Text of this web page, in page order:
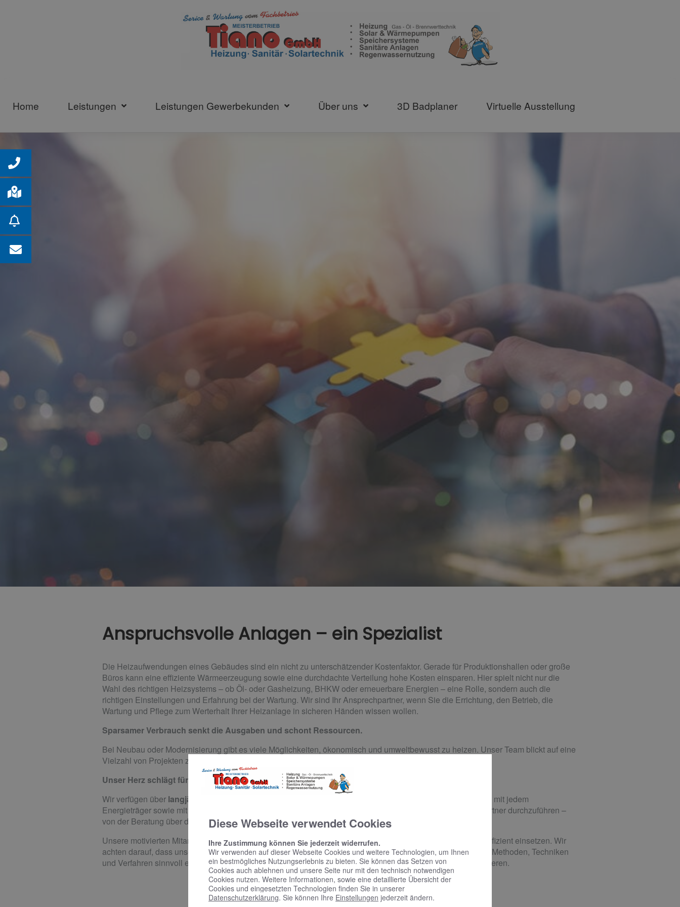
Home Leistungen Leistungen Gewerbekunden Über uns 3D Badplaner Virtuelle Ausstellung
Anspruchsvolle Anlagen – ein Spezialist
Die Heizaufwendungen eines Gebäudes sind ein nicht zu unterschätzender Kostenfaktor. Gerade für Produktionshallen oder große
Büros kann eine effiziente Wärmeerzeugung sowie eine durchdachte Verteilung hohe Kosten einsparen. Hier spielt nicht nur die
Wahl des richtigen Heizsystems – ob Öl- oder Gasheizung, BHKW oder erneuerbare Energien – eine Rolle, sondern auch die
richtigen Einstellungen und Erfahrung bei der Wartung. Wir sind Ihr Ansprechpartner, wenn Sie die Errichtung, den Betrieb, die
Wartung und Pflege zum Werterhalt Ihrer Heizanlage in sicheren Händen wissen wollen.
Sparsamer Verbrauch senkt die Ausgaben und schont Ressourcen.
Bei Neubau oder Modernisierung gibt es viele Möglichkeiten, ökonomisch und umweltbewusst zu heizen. Unser Team blickt auf eine
Vielzahl von Projekten zurück, die mit erneuerbaren Energieträgern betrieben werden.
Unser Herz schlägt für technisch anspruchsvolle Anlagen
Wir verfügen über langjährige Erfahrung
mit komplexen Sanitäranlagen, Heizungsanlagen jeder Größe und mit jedem
Energieträger sowie mit Solaranlagen und Blockheizkraftwerken. Wir freuen uns darauf, Ihr Projekt als Ihr Partner durchzuführen –
von der Beratung über die Planung bis zur Umsetzung und dem Betrieb.
Unsere motivierten Mitarbeiter arbeiten kompetent und zuverlässig und sorgen dafür, dass Sie Ihre Energie effizient einsetzen. Wir
achten darauf, dass unsere Mitarbeiter stets nach aktuellem Technikstand geschult sind. So können wir neue Methoden, Techniken
und Verfahren sinnvoll einsetzen, um auch innovative Anlagen qualitativ hochwertig und termintreu zu installieren.
Diese Webseite verwendet Cookies
Ihre Zustimmung können Sie jederzeit widerrufen.
Wir verwenden auf dieser Webseite Cookies und weitere Technologien, um Ihnen
ein bestmögliches Nutzungserlebnis zu bieten. Sie können das Setzen von
Cookies auch ablehnen und unsere Seite nur mit den technisch notwendigen
Cookies nutzen. Weitere Informationen, sowie eine detaillierte Übersicht der
Cookies und eingesetzten Technologien finden Sie in unserer
Datenschutzerklärung. Sie können Ihre Einstellungen jederzeit ändern.